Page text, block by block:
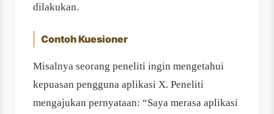
dilakukan.
Contoh Kuesioner
Misalnya seorang peneliti ingin mengetahui
kepuasan pengguna aplikasi X. Peneliti
mengajukan pernyataan: “Saya merasa aplikasi